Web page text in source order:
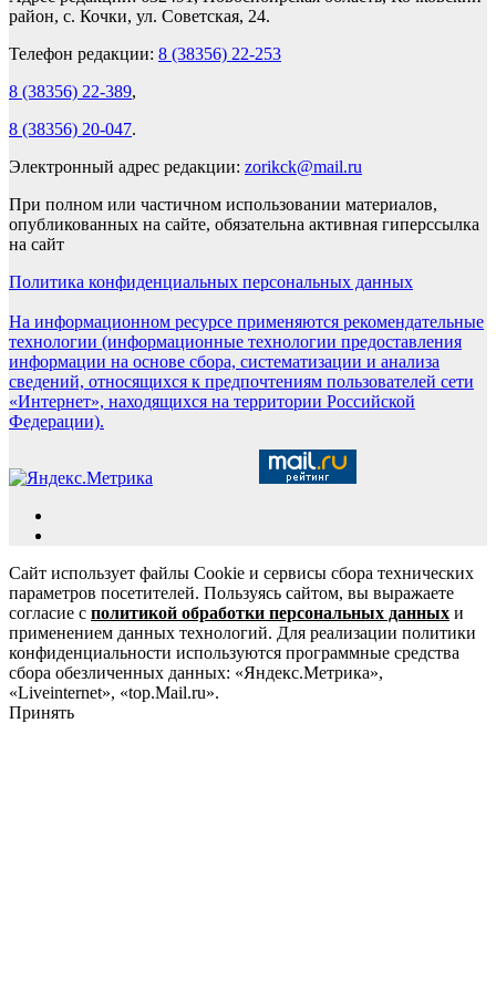
район, с. Кочки, ул. Советская, 24.
Телефон редакции: 8 (38356) 22-253
8 (38356) 22-389,
8 (38356) 20-047.
Электронный адрес редакции: zorikck@mail.ru
При полном или частичном использовании материалов,
опубликованных на сайте, обязательна активная гиперссылка
на сайт
Политика конфиденциальных персональных данных
На информационном ресурсе применяются рекомендательные
технологии (информационные технологии предоставления
информации на основе сбора, систематизации и анализа
сведений, относящихся к предпочтениям пользователей сети
«Интернет», находящихся на территории Российской
Федерации).
Сайт использует файлы Cookie и сервисы сбора технических
параметров посетителей. Пользуясь сайтом, вы выражаете
согласие с политикой обработки персональных данных и
применением данных технологий. Для реализации политики
конфиденциальности используются программные средства
сбора обезличенных данных: «Яндекс.Метрика»,
«Liveinternet», «top.Mail.ru».
Принять